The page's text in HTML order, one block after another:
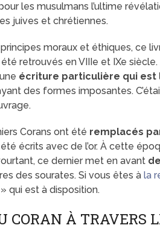
les musulmans l’ultime
juives et chrétiennes.
moraux et éthiques, ce
retrouvés en VIIIe et IXe
écriture particulière qui est
des formes imposantes.
Corans ont été remplacés
écrits avec de l’or. À cette
ce dernier met en avant
des sourates. Si vous êtes à la
qui est à disposition.
CORAN À TRAVERS